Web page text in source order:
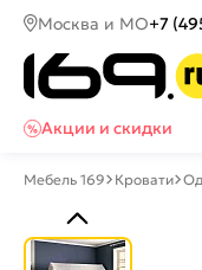
Москва и МО+7
Акции и скидки
Мебель 169 Кровати